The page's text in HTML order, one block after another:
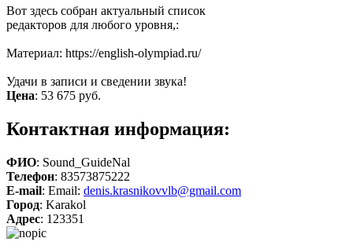
Вот здесь собран актуальный список
редакторов для любого уровня,:
Материал: https://english-olympiad.ru/
Удачи в записи и сведении звука!
Цена: 53 675 руб.
Контактная информация:
ФИО: Sound_GuideNal
Телефон: 83573875222
E-mail: Email: denis.krasnikovvlb@gmail.com
Город: Karakol
Адрес: 123351